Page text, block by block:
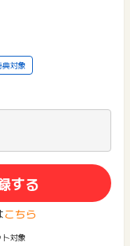
典対象
する
こちら
対象